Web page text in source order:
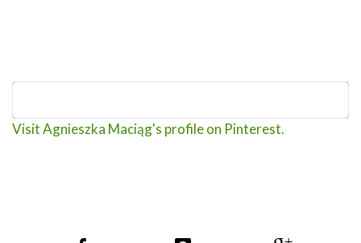
Visit Agnieszka Maciąg's profile on Pinterest.